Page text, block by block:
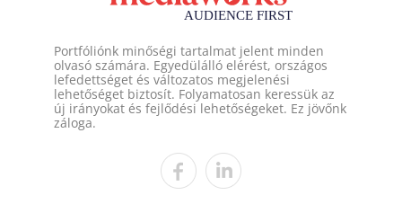
Portfóliónk minőségi tartalmat jelent minden
olvasó számára. Egyedülálló elérést, országos
lefedettséget és változatos megjelenési
lehetőséget biztosít. Folyamatosan keressük az
új irányokat és fejlődési lehetőségeket. Ez jövőnk
záloga.